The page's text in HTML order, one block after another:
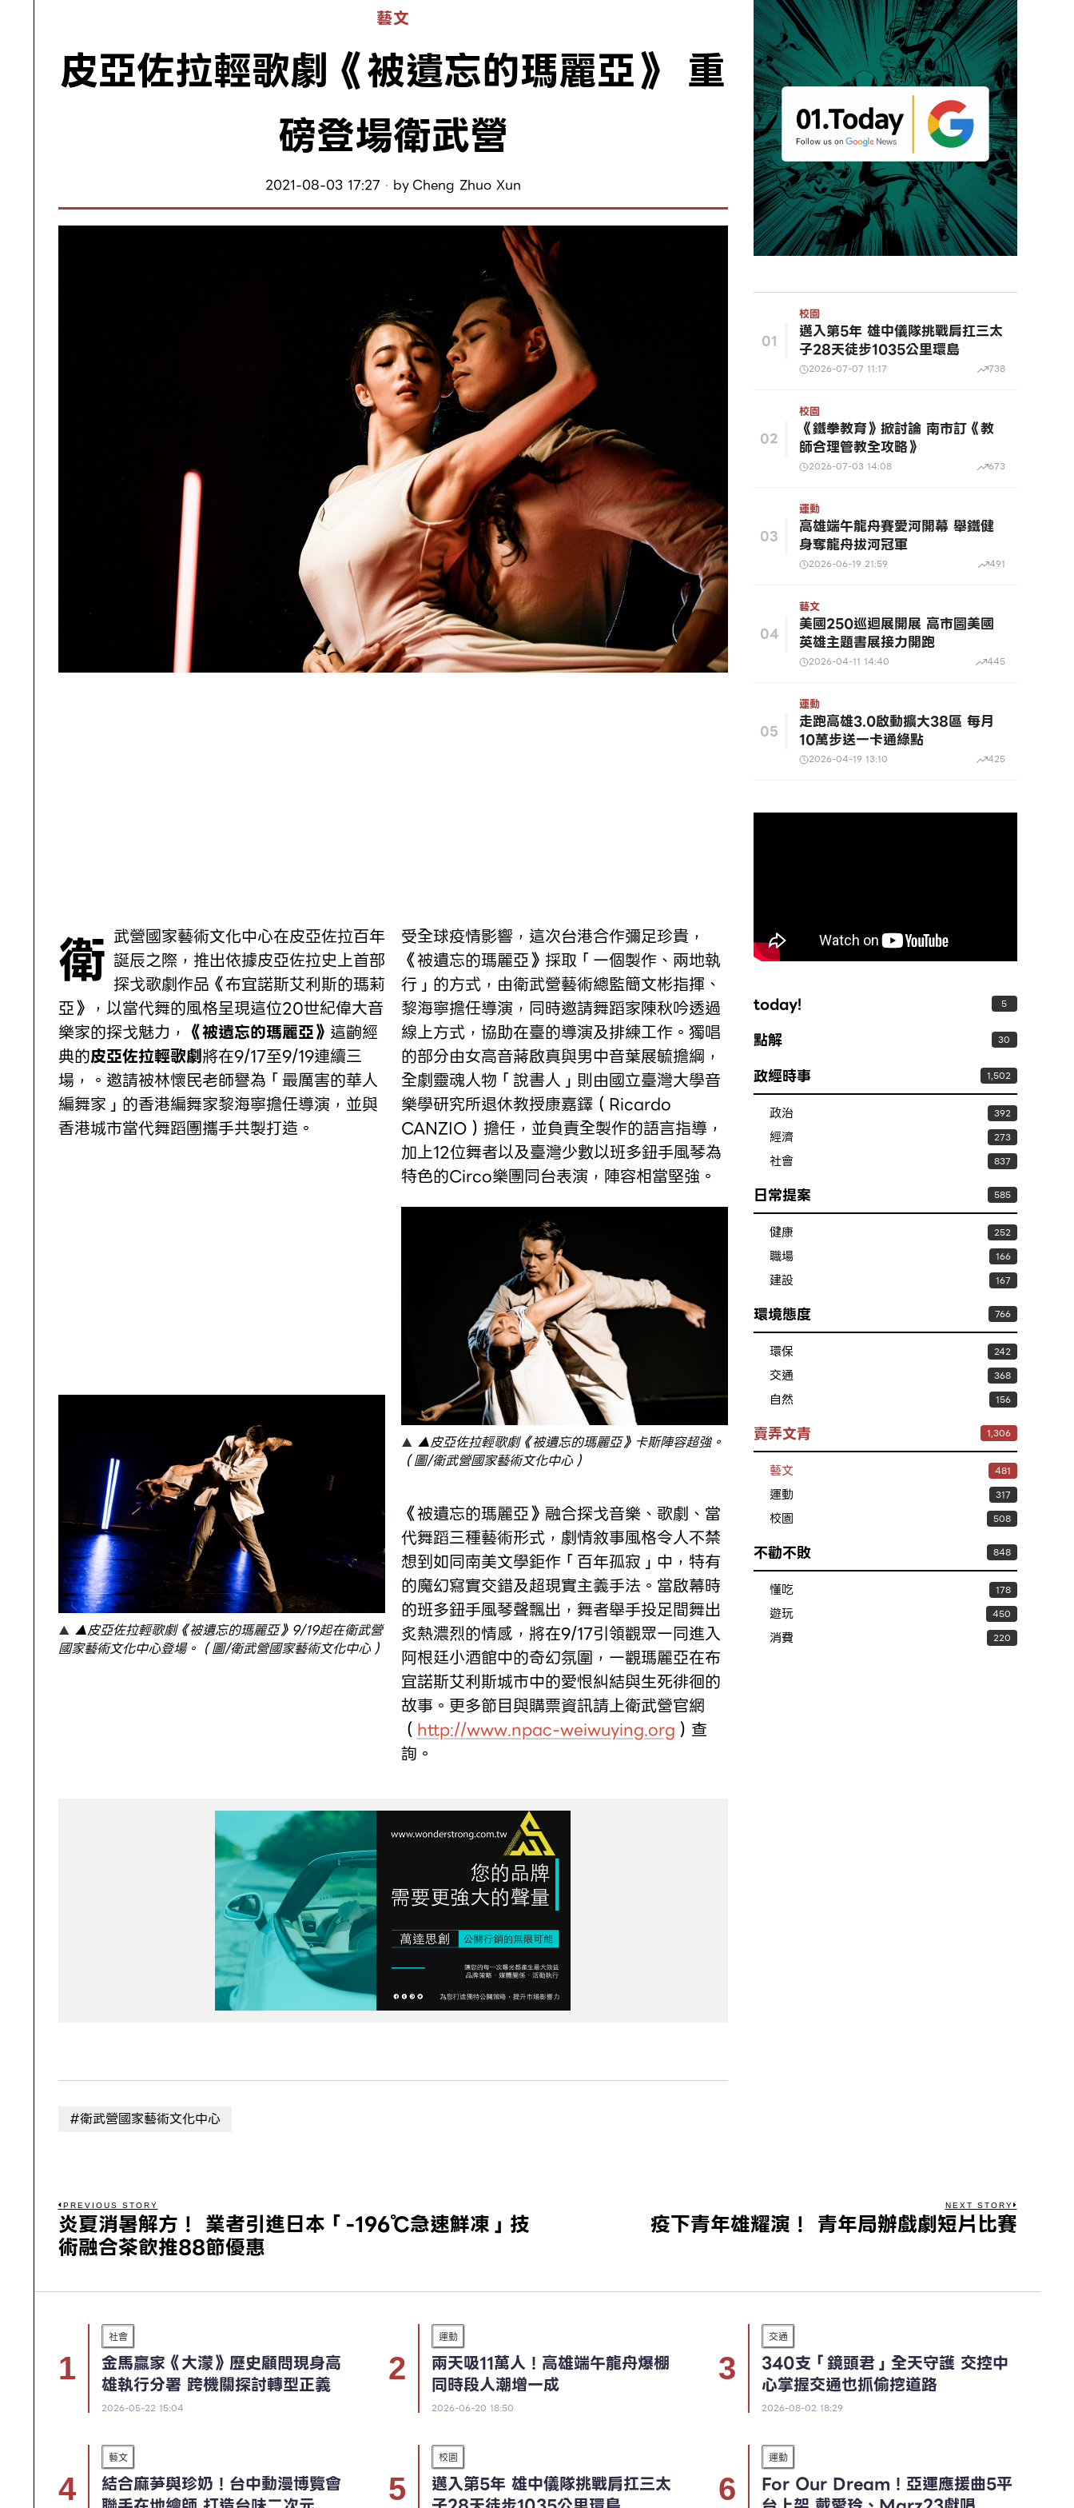
藝文
皮亞佐拉輕歌劇《被遺忘的瑪麗亞》 重
磅登場衛武營
2021-08-03 17:27 by Cheng Zhuo Xun
衛武營國家藝術文化中心在皮亞佐拉百年 誕辰之際，推出依據皮亞佐拉史上首部
探戈歌劇作品《布宜諾斯艾利斯的瑪莉
亞》，以當代舞的風格呈現這位20世紀偉大音
樂家的探戈魅力， 《被遺忘的瑪麗亞》 這齣經
典的皮亞佐拉輕歌劇將在9/17至9/19連續三
場，。邀請被林懷民老師譽為「最厲害的華人
編舞家」的香港編舞家黎海寧擔任導演，並與
香港城市當代舞蹈團攜手共製打造。
▲皮亞佐拉輕歌劇《被遺忘的瑪麗亞》9/19起在衛武營
國家藝術文化中心登場。（圖/衛武營國家藝術文化中心）
受全球疫情影響，這次台港合作彌足珍貴，
《被遺忘的瑪麗亞》採取「一個製作、兩地執
行」的方式，由衛武營藝術總監簡文彬指揮、
黎海寧擔任導演，同時邀請舞蹈家陳秋吟透過
線上方式，協助在臺的導演及排練工作。獨唱
的部分由女高音蔣啟真與男中音葉展毓擔綱，
全劇靈魂人物「說書人」則由國立臺灣大學音
樂學研究所退休教授康嘉鐸（Ricardo
CANZIO）擔任，並負責全製作的語言指導，
加上12位舞者以及臺灣少數以班多鈕手風琴為
特色的Circo樂團同台表演，陣容相當堅強。
▲皮亞佐拉輕歌劇《被遺忘的瑪麗亞》卡斯陣容超強。
（圖/衛武營國家藝術文化中心）
《被遺忘的瑪麗亞》融合探戈音樂、歌劇、當
代舞蹈三種藝術形式，劇情敘事風格令人不禁
想到如同南美文學鉅作「百年孤寂」中，特有
的魔幻寫實交錯及超現實主義手法。當啟幕時
的班多鈕手風琴聲飄出，舞者舉手投足間舞出
炙熱濃烈的情感，將在9/17引領觀眾一同進入
阿根廷小酒館中的奇幻氛圍，一觀瑪麗亞在布
宜諾斯艾利斯城市中的愛恨糾結與生死徘徊的
故事。更多節目與購票資訊請上衛武營官網
（ http://www.npac-weiwuying.org ）查
詢。
#衛武營國家藝術文化中心
01
校園
邁入第5年 雄中儀隊挑戰肩扛三太
子28天徒步1035公里環島
2026-07-07 11:17 738
02
校園
《鐵拳教育》掀討論 南市訂《教
師合理管教全攻略》
2026-07-03 14:08 673
03
運動
高雄端午龍舟賽愛河開幕 舉鐵健
身奪龍舟拔河冠軍
2026-06-19 21:59 491
04
藝文
美國250巡迴展開展 高市圖美國
英雄主題書展接力開跑
2026-04-11 14:40 445
05
運動
走跑高雄3.0啟動擴大38區 每月
10萬步送一卡通綠點
2026-04-19 13:10 425
today! 5
點解 30
政經時事 1,502
政治 392
經濟 273
社會 837
日常提案 585
健康 252
職場 166
建設 167
環境態度 766
環保 242
交通 368
自然 156
賣弄文青 1,306
藝文 481
運動 317
校園 508
不勸不敗 848
懂吃 178
遊玩 450
消費 220
PREVIOUS STORY
炎夏消暑解方！ 業者引進日本「-196℃急速鮮凍」技
術融合茶飲推88節優惠
NEXT STORY
疫下青年雄耀演！ 青年局辦戲劇短片比賽
社會
金馬贏家《大濛》歷史顧問現身高
雄執行分署 跨機關探討轉型正義
2026-05-22 15:04
運動
兩天吸11萬人！高雄端午龍舟爆棚
同時段人潮增一成
2026-06-20 18:50
交通
340支「鏡頭君」全天守護 交控中
心掌握交通也抓偷挖道路
2026-08-02 18:29
藝文
結合麻芛與珍奶！台中動漫博覽會
校園
邁入第5年 雄中儀隊挑戰肩扛三太
運動
For Our Dream！亞運應援曲5平